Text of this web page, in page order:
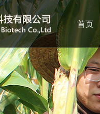
首页